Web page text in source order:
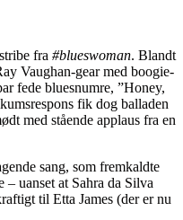
fra #blueswoman. Blandt
Vaughan-gear med boogie-
fede bluesnumre, ”Honey,
fik dog balladen
med stående applaus fra en
sang, som fremkaldte
– uanset at Sahra da Silva
til Etta James (der er nu